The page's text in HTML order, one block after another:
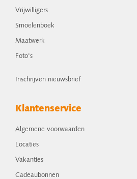
Vrijwilligers
Smoelenboek
Maatwerk
Foto's
Inschrijven nieuwsbrief
Klantenservice
Algemene voorwaarden
Locaties
Vakanties
Cadeaubonnen